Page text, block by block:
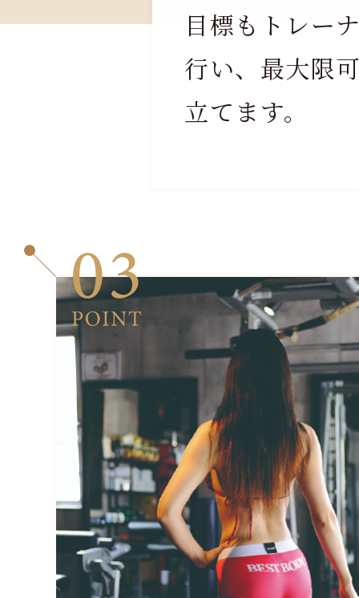
目標もトレー
行い、最大限
立てます。